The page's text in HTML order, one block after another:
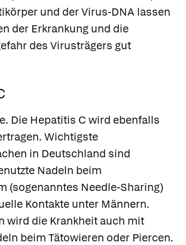
und der Virus-DNA lassen
der Erkrankung und die
des Virusträgers gut
Die Hepatitis C wird ebenfalls
Wichtigste
in Deutschland sind
Nadeln beim
(sogenanntes Needle-Sharing)
Kontakte unter Männern.
wird die Krankheit auch mit
beim Tätowieren oder Piercen.